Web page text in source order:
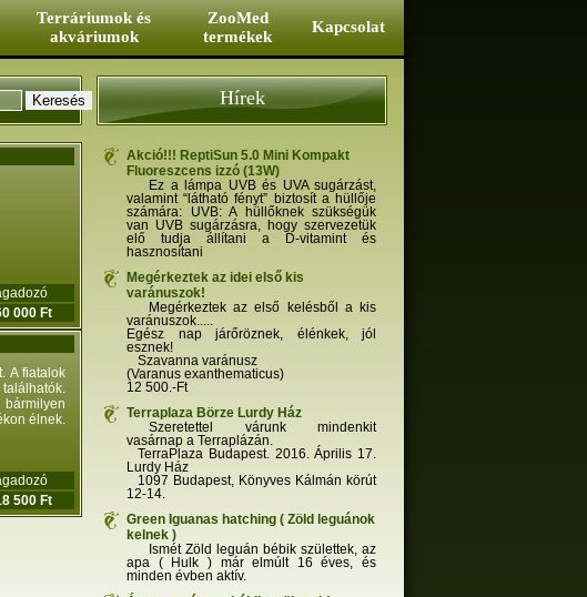
Terráriumok és
akváriumok
ZooMed
termékek
Kapcsolat
Hírek
Akció!!! ReptiSun 5.0 Mini Kompakt
Fluoreszcens izzó (13W)
Ez a lámpa UVB és UVA sugárzást,
valamint “látható fényt” biztosít a hüllője
számára: UVB: A hüllőknek szükségük
van UVB sugárzásra, hogy szervezetük
elő tudja állítani a D-vitamint és
hasznosítani
Megérkeztek az idei első kis
varánuszok!
Megérkeztek az első kelésből a kis
varánuszok.....
Egész nap járőröznek, élénkek, jól
esznek!
Szavanna varánusz
(Varanus exanthematicus)
12 500.-Ft
Terraplaza Börze Lurdy Ház
Szeretettel várunk mindenkit
vasárnap a Terraplázán.
TerraPlaza Budapest. 2016. Április 17.
Lurdy Ház
1097 Budapest, Könyves Kálmán körút
12-14.
Green Iguanas hatching ( Zöld leguánok
kelnek )
Ismét Zöld leguán bébik születtek, az
apa ( Hulk ) már elmúlt 16 éves, és
minden évben aktív.
000 Ft
A fiatalok
élnek.
500 Ft